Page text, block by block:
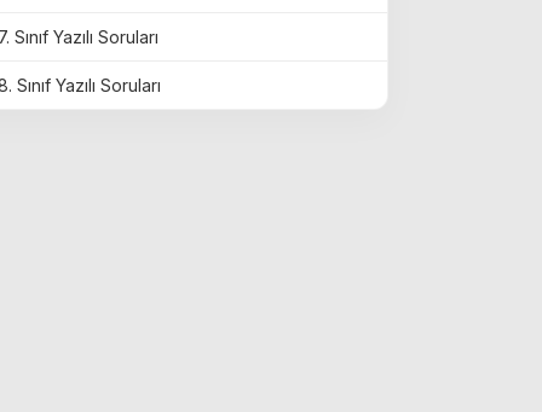
7. Sınıf Yazılı Soruları
Sınıf Yazılı Soruları